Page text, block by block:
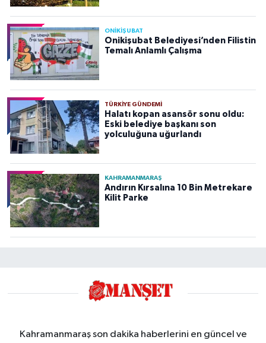
ONİKİŞUBAT
Onikişubat Belediyesi’nden Filistin
Temalı Anlamlı Çalışma
TÜRKIYE GÜNDEMI
Halatı kopan asansör sonu oldu:
Eski belediye başkanı son
yolculuğuna uğurlandı
KAHRAMANMARAŞ
Andırın Kırsalına 10 Bin Metrekare
Kilit Parke
Kahramanmaraş son dakika haberlerini en güncel ve